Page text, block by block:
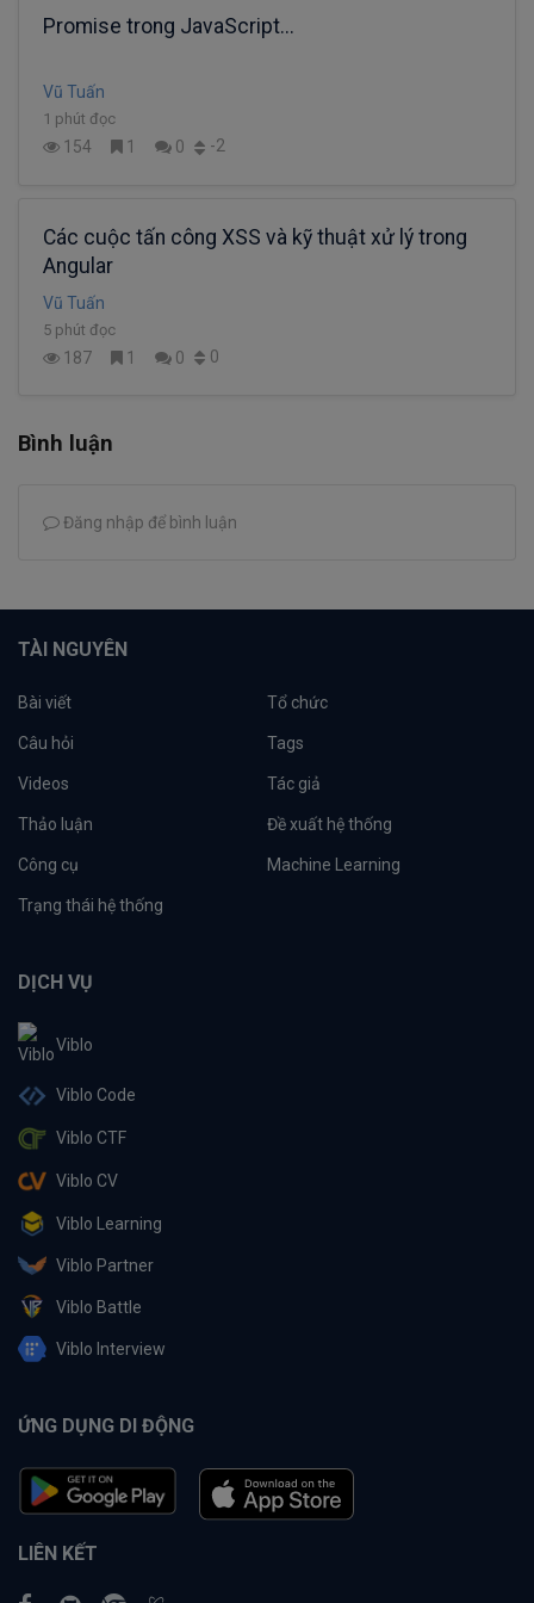
Promise trong JavaScript...
Vũ Tuấn
1 phút đọc
154 1 0 -2
Các cuộc tấn công XSS và kỹ thuật xử lý trong
Angular
Vũ Tuấn
5 phút đọc
187 1 0 0
Bình luận
Đăng nhập để bình luận
TÀI NGUYÊN
Bài viết Tổ chức
Câu hỏi Tags
Videos Tác giả
Thảo luận Đề xuất hệ thống
Công cụ Machine Learning
Trạng thái hệ thống
DỊCH VỤ
Viblo
Viblo Code
Viblo CTF
Viblo CV
Viblo Learning
Viblo Partner
Viblo Battle
Viblo Interview
ỨNG DỤNG DI ĐỘNG
LIÊN KẾT